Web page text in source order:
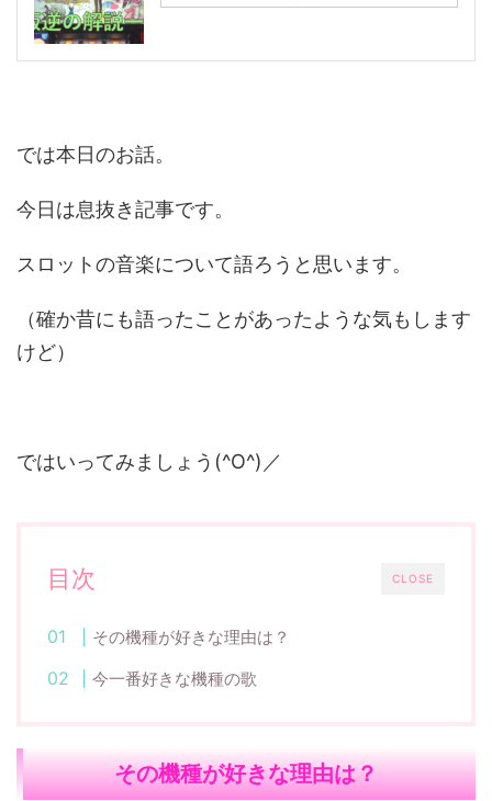
では本日のお話。
今日は息抜き記事です。
スロットの音楽について語ろうと思います。
（確か昔にも語ったことがあったような気もします
けど）
ではいってみましょう(^O^)／
CLOSE
目次
その機種が好きな理由は？
今一番好きな機種の歌
その機種が好きな理由は？